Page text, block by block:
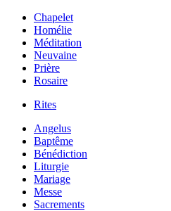
Chapelet
Homélie
Méditation
Neuvaine
Prière
Rosaire
Rites
Angelus
Baptême
Bénédiction
Liturgie
Mariage
Messe
Sacrements